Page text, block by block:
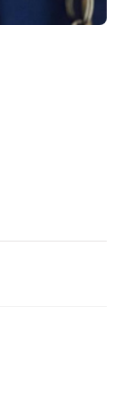
via X -
via
nieuwsbericht
dit